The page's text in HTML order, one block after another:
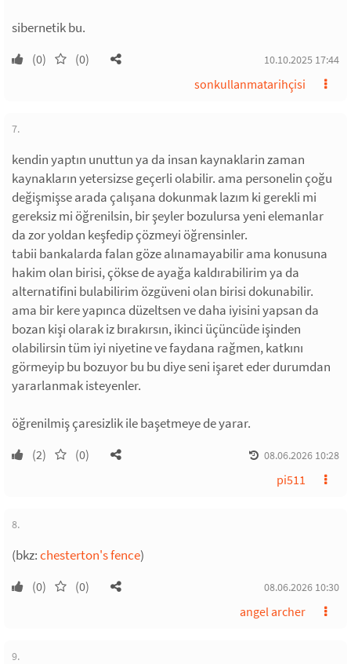
sibernetik bu.
(0) (0) 10.10.2025 17:44
sonkullanmatarihçisi
7.
kendin yaptın unuttun ya da insan kaynaklarin zaman
kaynakların yetersizse geçerli olabilir. ama personelin çoğu
değişmişse arada çalışana dokunmak lazım ki gerekli mi
gereksiz mi öğrenilsin, bir şeyler bozulursa yeni elemanlar
da zor yoldan keşfedip çözmeyi öğrensinler.
tabii bankalarda falan göze alınamayabilir ama konusuna
hakim olan birisi, çökse de ayağa kaldırabilirim ya da
alternatifini bulabilirim özgüveni olan birisi dokunabilir.
ama bir kere yapınca düzeltsen ve daha iyisini yapsan da
bozan kişi olarak iz bırakırsın, ikinci üçüncüde işinden
olabilirsin tüm iyi niyetine ve faydana rağmen, katkını
görmeyip bu bozuyor bu bu diye seni işaret eder durumdan
yararlanmak isteyenler.
öğrenilmiş çaresizlik ile başetmeye de yarar.
(2) (0) 08.06.2026 10:28
pi511
8.
(bkz:chesterton's fence)
(0) (0) 08.06.2026 10:30
angel archer
9.